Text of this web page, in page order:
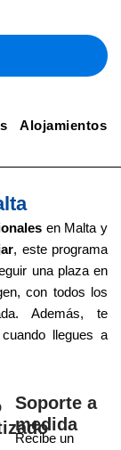
Alojamientos
en Malta y
, este programa
una plaza en
con todos los
Además, te
llegues a
Soporte a
medida
Recibe un